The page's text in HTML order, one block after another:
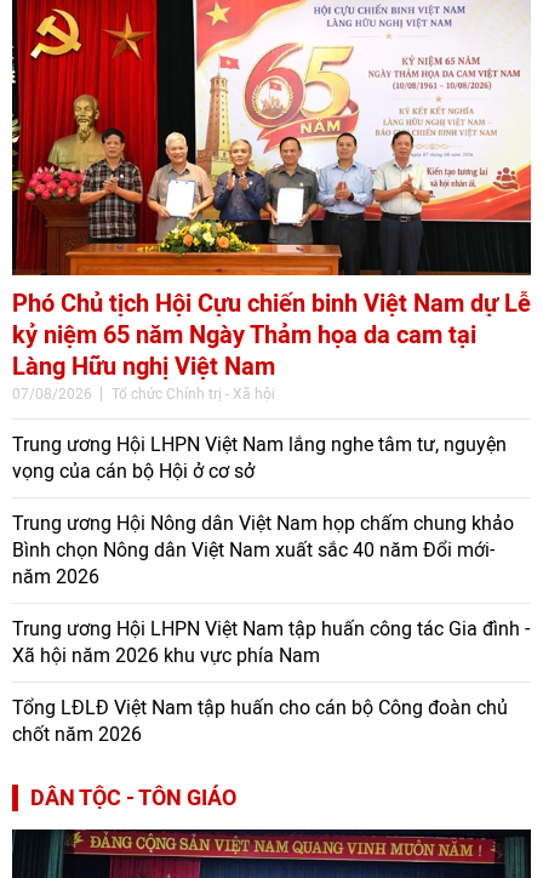
Phó Chủ tịch Hội Cựu chiến binh Việt Nam dự Lễ
kỷ niệm 65 năm Ngày Thảm họa da cam tại
Làng Hữu nghị Việt Nam
07/08/2026 Tổ chức Chính trị - Xã hội
Trung ương Hội LHPN Việt Nam lắng nghe tâm tư, nguyện
vọng của cán bộ Hội ở cơ sở
Trung ương Hội Nông dân Việt Nam họp chấm chung khảo
Bình chọn Nông dân Việt Nam xuất sắc 40 năm Đổi mới-
năm 2026
Trung ương Hội LHPN Việt Nam tập huấn công tác Gia đình -
Xã hội năm 2026 khu vực phía Nam
Tổng LĐLĐ Việt Nam tập huấn cho cán bộ Công đoàn chủ
chốt năm 2026
DÂN TỘC - TÔN GIÁO